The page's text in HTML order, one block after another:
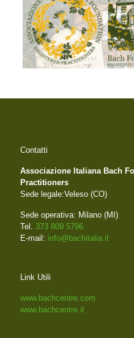
Contatti
Associazione Italiana Bach
Practitioners
Sede legale:Veleso (CO)
Sede operativa: Milano (MI)
Tel. 373 809 5796
E-mail: info@bachitalia.it
Link Utili
www.bachcentre.com
www.bachcentre.it